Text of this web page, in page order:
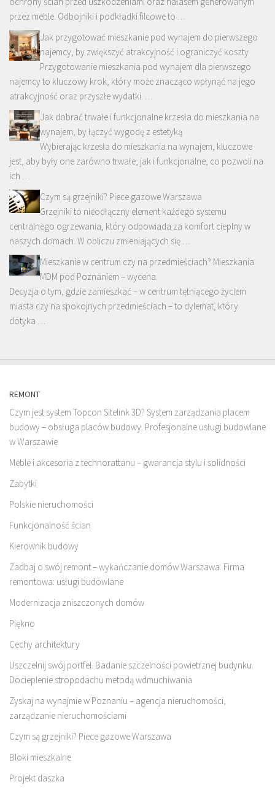
przez meble. Odbojniki i podkładki filcowe to …
Jak przygotować mieszkanie pod wynajem do pierwszego
najemcy, by zwiększyć atrakcyjność i ograniczyć koszty
Przygotowanie mieszkania pod wynajem dla pierwszego
najemcy to kluczowy krok, który może znacząco wpłynąć na jego
atrakcyjność oraz przyszłe wydatki. …
Jak dobrać trwałe i funkcjonalne krzesła do mieszkania na
wynajem, by łączyć wygodę z estetyką
Wybierając krzesła do mieszkania na wynajem, kluczowe
jest, aby były one zarówno trwałe, jak i funkcjonalne, co pozwoli na
ich …
Czym są grzejniki? Piece gazowe Warszawa
Grzejniki to nieodłączny element każdego systemu
centralnego ogrzewania, który odpowiada za komfort cieplny w
naszych domach. W obliczu zmieniających się …
Mieszkanie w centrum czy na przedmieściach? Mieszkania
MDM pod Poznaniem – wycena
Decyzja o tym, gdzie zamieszkać – w centrum tętniącego życiem
miasta czy na spokojnych przedmieściach – to dylemat, który
dotyka …
REMONT
Czym jest system Topcon Sitelink 3D? System zarządzania placem
budowy – obsługa placów budowy. Profesjonalne usługi budowlane
w Warszawie
Meble i akcesoria z technorattanu – gwarancja stylu i solidności
Zabytki
Polskie nieruchomości
Funkcjonalność ścian
Kierownik budowy
Zadbaj o swój remont – wykańczanie domów Warszawa. Firma
remontowa: usługi budowlane
Modernizacja zniszczonych domów
Piękno
Cechy architektury
Uszczelnij swój portfel. Badanie szczelności powietrznej budynku.
Docieplenie stropodachu metodą wdmuchiwania
Zyskaj na wynajmie w Poznaniu – agencja nieruchomości,
zarządzanie nieruchomościami
Czym są grzejniki? Piece gazowe Warszawa
Bloki mieszkalne
Projekt daszka